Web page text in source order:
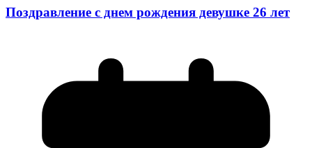
Поздравление с днем рождения девушке 26 лет